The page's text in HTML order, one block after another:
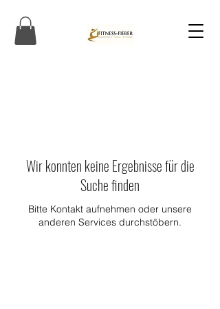
Wir konnten keine Ergebnisse für die
Suche finden
Bitte Kontakt aufnehmen oder unsere
anderen Services durchstöbern.